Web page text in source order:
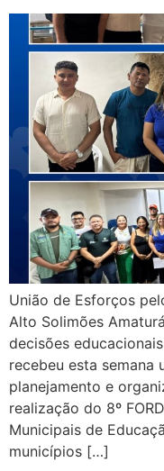
União de Esforços
Alto Solimões
decisões
recebeu esta semana
planejamento e
realização do 8º
Municipais de
municípios […]